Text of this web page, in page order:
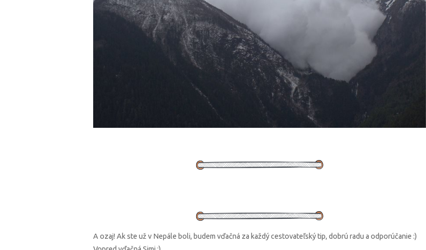
A ozaj! Ak ste už v Nepále boli, budem vďačná za každý cestovateľský tip, dobrú radu a odporúčanie :)